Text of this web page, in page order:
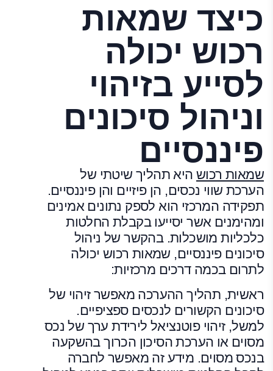
כיצד שמאות
רכוש יכולה
לסייע בזיהוי
וניהול סיכונים
פיננסיים
שמאות רכוש היא תהליך שיטתי של
הערכת שווי נכסים, הן פיזיים והן פיננסיים.
תפקידה המרכזי הוא לספק נתונים אמינים
ומהימנים אשר יסייעו בקבלת החלטות
כלכליות מושכלות. בהקשר של ניהול
סיכונים פיננסיים, שמאות רכוש יכולה
לתרום בכמה דרכים מרכזיות:
ראשית, תהליך ההערכה מאפשר זיהוי של
סיכונים הקשורים לנכסים ספציפיים.
למשל, זיהוי פוטנציאל לירידת ערך של נכס
מסוים או הערכת הסיכון הכרוך בהשקעה
בנכס מסוים. מידע זה מאפשר לחברה